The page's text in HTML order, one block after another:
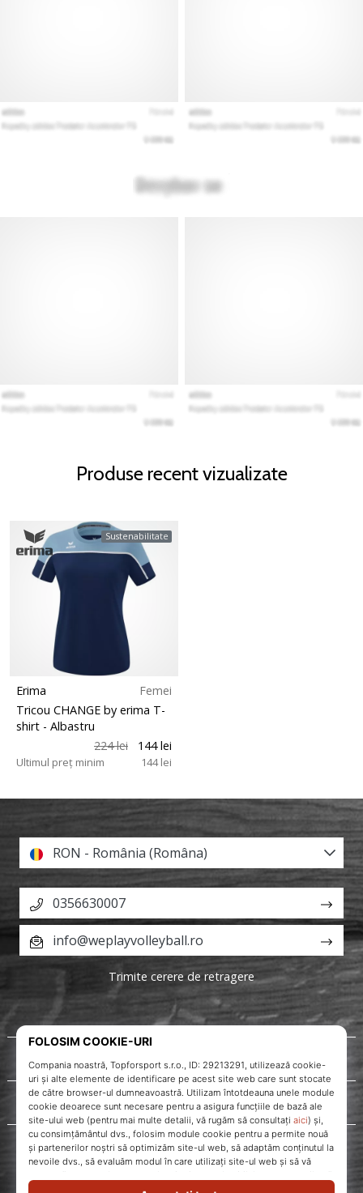
Produse recent vizualizate
Sustenabilitate
Erima
Femei
Tricou CHANGE by erima T-
shirt - Albastru
224 lei
144 lei
Ultimul preț minim 144 lei
Despre noi
Servicii clienți
RON - România (Româna)
0356630007
info@weplayvolleyball.ro
Trimite cerere de retragere